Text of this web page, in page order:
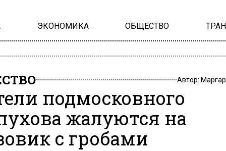
ЭКОНОМИКА ОБЩЕСТВО
Автор:
подмосковного
жалуются на
с гробами